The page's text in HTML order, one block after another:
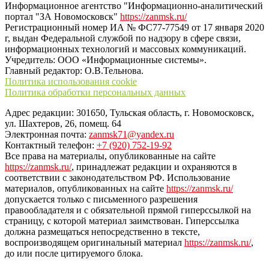
Информационное агентство "Информационно-аналитический
портал "ЗА Новомосковск" https://zanmsk.ru/
Регистрационный номер ИА № ФС77-77549 от 17 января 2020
г, выдан Федеральной службой по надзору в сфере связи,
информационных технологий и массовых коммуникаций.
Учредитель: ООО «Информационные системы».
Главный редактор: О.В.Тельнова.
Политика использования cookie
Политика обработки персональных данных
Адрес редакции: 301650, Тульская область, г. Новомосковск,
ул. Шахтеров, 26, помещ. 64
Электронная почта: zanmsk71@yandex.ru
Контактный телефон: +7 (920) 752-19-92
Все права на материалы, опубликованные на сайте
https://zanmsk.ru/, принадлежат редакции и охраняются в
соответствии с законодательством РФ. Использование
материалов, опубликованных на сайте https://zanmsk.ru/
допускается только с письменного разрешения
правообладателя и с обязательной прямой гиперссылкой на
страницу, с которой материал заимствован. Гиперссылка
должна размещаться непосредственно в тексте,
воспроизводящем оригинальный материал https://zanmsk.ru/,
до или после цитируемого блока.